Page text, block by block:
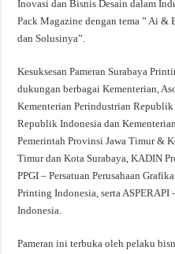
Inovasi dan Bisnis Desain dalam
Pack Magazine dengan tema ” Ai &
dan Solusinya”.
Kesuksesan Pameran Surabaya
dukungan berbagai Kementerian,
Kementerian Perindustrian
Republik Indonesia dan
Pemerintah Provinsi Jawa Timur &
Timur dan Kota Surabaya, KADIN
PPGI – Persatuan Perusahaan
Printing Indonesia, serta ASPERAPI
Indonesia.
Pameran ini terbuka oleh pelaku